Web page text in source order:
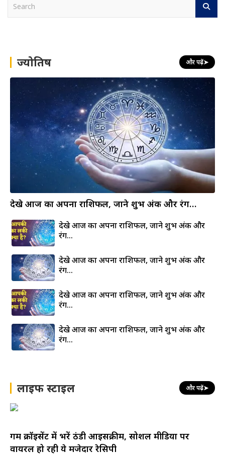
h ज्योतिष और पढ़ें➤
देखे आज का अपना राशिफल, जाने शुभ अंक और रंग…
देखे आज का अपना राशिफल, जाने शुभ अंक और
रंग…
देखे आज का अपना राशिफल, जाने शुभ अंक और
रंग…
देखे आज का अपना राशिफल, जाने शुभ अंक और
रंग…
देखे आज का अपना राशिफल, जाने शुभ अंक और
रंग…
लाइफ स्टाइल और पढ़ें➤
गर्म क्रॉइसेंट में भरें ठंडी आइसक्रीम, सोशल मीडिया पर
वायरल हो रही ये मजेदार रेसिपी